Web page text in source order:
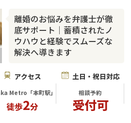
離婚のお悩みを弁護士が徹
底サポート｜蓄積されたノ
ウハウと経験でスムーズな
解決へ導きます
アクセス
Metro「本町駅」
徒歩2分
土日・祝日対応
相談予約
受付可